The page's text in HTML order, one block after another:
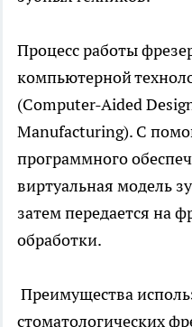
Процесс работы
компьютерной
(Computer-Aided
Manufacturing). С
программного
виртуальная модель
затем передается на
обработки.
Преимущества
стоматологических